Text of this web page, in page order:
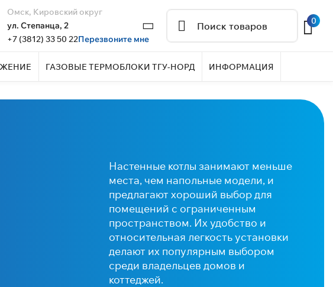
Омск, Кировский округ
ул. Степанца, 2
+7 (3812) 33 50 22Перезвоните мне
0
ГАЗОВЫЕ ТЕРМОБЛОКИ ТГУ-НОРД ИНФОРМАЦИЯ
Настенные котлы занимают меньше
места, чем напольные модели, и
предлагают хороший выбор для
помещений с ограниченным
пространством. Их удобство и
относительная легкость установки
делают их популярным выбором
среди владельцев домов и
коттеджей.